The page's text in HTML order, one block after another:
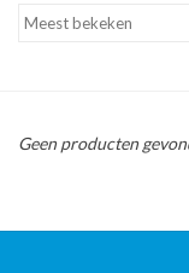
Onderdelen bakwanden
Over ons
Geen producten